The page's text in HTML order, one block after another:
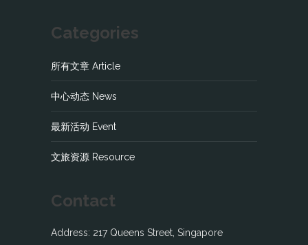
Categories
所有文章 Article
中心动态 News
最新活动 Event
文旅资源 Resource
Contact
Address: 217 Queens Street, Singapore